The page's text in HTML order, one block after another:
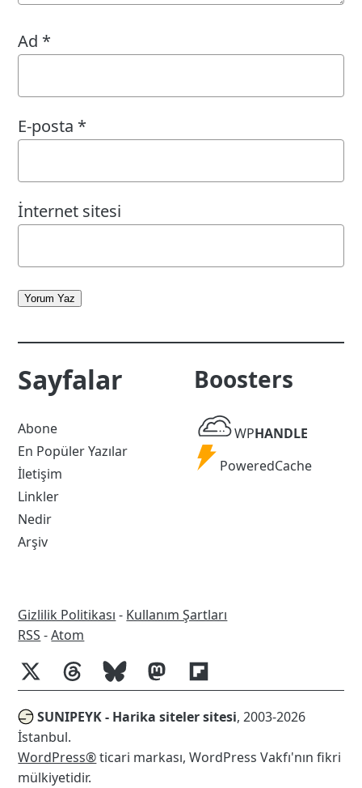
Ad *
E-posta *
İnternet sitesi
Yorum Yaz
Sayfalar
Abone
En Popüler Yazılar
İletişim
Linkler
Nedir
Arşiv
Boosters
WP
Handle
WPHANDLE
Powered
PoweredCache
Gizlilik Politikası - Kullanım Şartları
RSS
RSS -Atom
SUNIPEYK - Harika siteler sitesi, 2003-2026
İstanbul.
WordPress®ticari markası, WordPress Vakfı'nın fikri
mülkiyetidir.